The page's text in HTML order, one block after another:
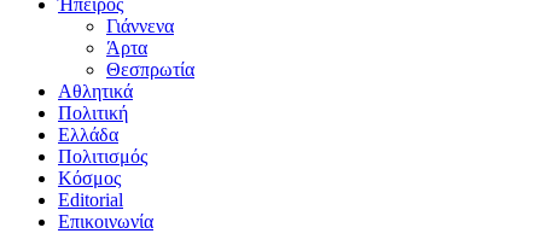
Ήπειρος
Γιάννενα
Άρτα
Θεσπρωτία
Αθλητικά
Πολιτική
Ελλάδα
Πολιτισμός
Κόσμος
Editorial
Επικοινωνία